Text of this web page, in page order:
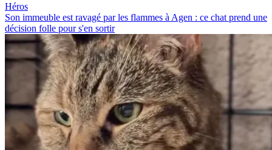
Héros
Son immeuble est ravagé par les flammes à Agen : ce chat prend une
décision folle pour s'en sortir